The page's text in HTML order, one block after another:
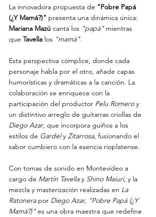
La innovadora propuesta de "Pobre Papá
(¿Y Mamá?)" presenta una dinámica única:
Mariana Mazú canta los "papá" mientras
que Tavella los "mamá".
Esta perspectiva cómplice, donde cada
personaje habla por el otro, añade capas
humorísticas y dramáticas a la canción. La
colaboración se enriquece con la
participación del productor Pelu Romero y
un distintivo arreglo de guitarras criollas de
Diego Azar, que incorpora guiños a los
estilos de Gardel y Zitarrosa, fusionando el
sabor cumbiero con la esencia rioplatense.
Con tomas de sonido en Montevideo a
cargo de Martín Tavella y Shino Maiuri, y la
mezcla y masterización realizadas en La
Ratonera por Diego Azar, "Pobre Papá (¿Y
Mamá?)" es una obra maestra que redefine